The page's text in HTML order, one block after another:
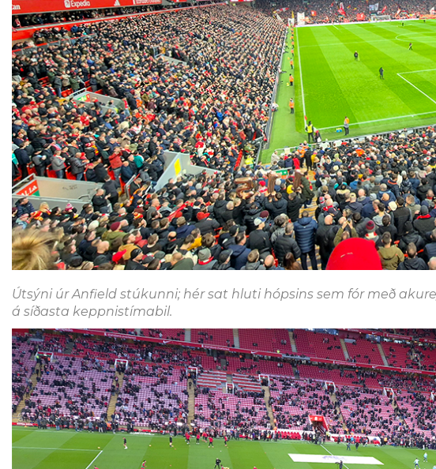
Útsýni úr Anfield stúkunni; hér sat hluti hópsins sem fór með
á síðasta keppnistímabil.